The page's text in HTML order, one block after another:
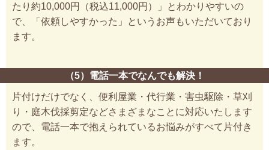
たり約10,000円（税込11,000円）」とわかりやすいの
で、「依頼しやすかった」というお声もいただいており
ます。
（5）電話一本でなんでも解決！
片付けだけでなく、便利屋業・代行業・害虫駆除・草刈
り・庭木伐採剪定などさまざまなことに対応いたします
ので、電話一本で抱えられているお悩みがすべて片付き
ます。